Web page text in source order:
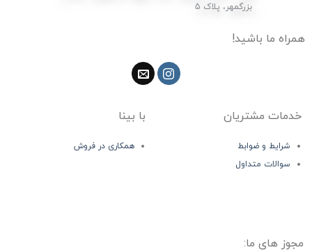
بزرگمهر، پلاک 5
همراه ما باشید!
خدمات مشتریان
شرایط و ضوابط
سوالات متداول
با بینا
همکاری در فروش
مجوز های ما: